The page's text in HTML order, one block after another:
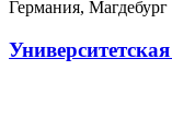
Германия, Магдебург